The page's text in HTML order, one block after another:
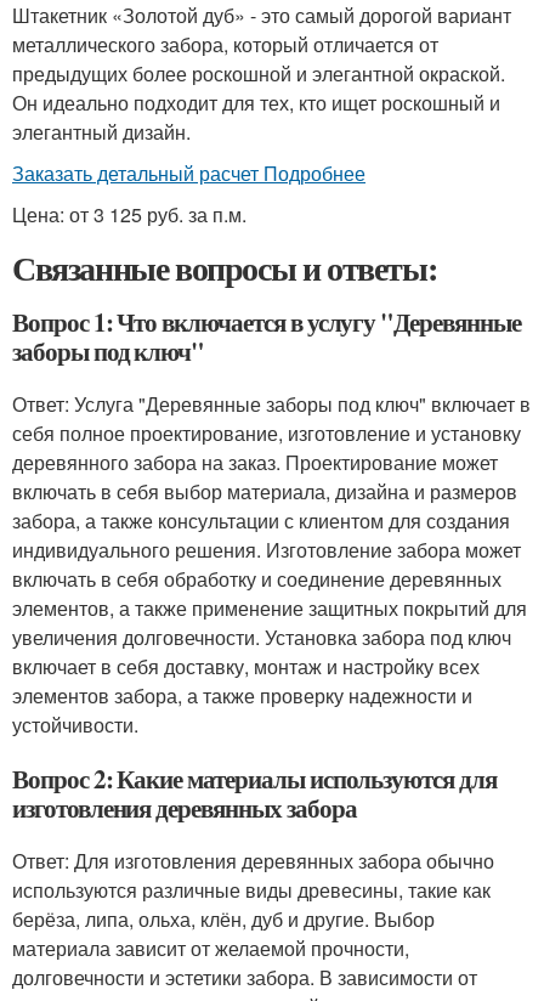
Штакетник «Золотой дуб» - это самый дорогой вариант
металлического забора, который отличается от
предыдущих более роскошной и элегантной окраской.
Он идеально подходит для тех, кто ищет роскошный и
элегантный дизайн.
Заказать детальный расчет Подробнее
Цена: от 3 125 руб. за п.м.
Связанные вопросы и ответы:
Вопрос 1: Что включается в услугу "Деревянные
заборы под ключ"
Ответ: Услуга "Деревянные заборы под ключ" включает в
себя полное проектирование, изготовление и установку
деревянного забора на заказ. Проектирование может
включать в себя выбор материала, дизайна и размеров
забора, а также консультации с клиентом для создания
индивидуального решения. Изготовление забора может
включать в себя обработку и соединение деревянных
элементов, а также применение защитных покрытий для
увеличения долговечности. Установка забора под ключ
включает в себя доставку, монтаж и настройку всех
элементов забора, а также проверку надежности и
устойчивости.
Вопрос 2: Какие материалы используются для
изготовления деревянных забора
Ответ: Для изготовления деревянных забора обычно
используются различные виды древесины, такие как
берёза, липа, ольха, клён, дуб и другие. Выбор
материала зависит от желаемой прочности,
долговечности и эстетики забора. В зависимости от